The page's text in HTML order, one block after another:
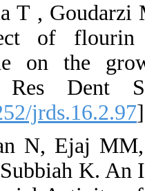
9. Farrokhnia
of the effect
chlorhexidine
mutans. J
[
10. Nagappan
Tajuddin R,